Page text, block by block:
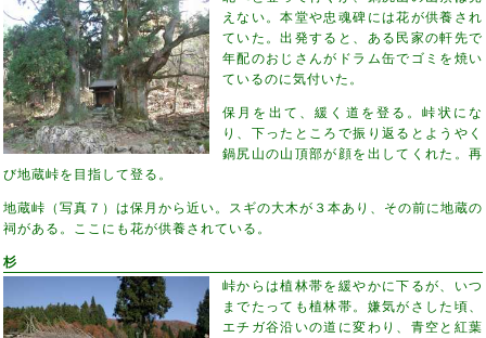
えない。本堂や忠魂碑には花が供養され
ていた。出発すると、ある民家の軒先で
年配のおじさんがドラム缶でゴミを焼い
ているのに気付いた。
保月を出て、緩く道を登る。峠状にな
り、下ったところで振り返るとようやく
鍋尻山の山頂部が顔を出してくれた。再
び地蔵峠を目指して登る。
地蔵峠（写真７）は保月から近い。スギの大木が３本あり、その前に地蔵の
祠がある。ここにも花が供養されている。
杉
峠からは植林帯を緩やかに下るが、いつ
までたっても植林帯。嫌気がさした頃、
エチガ谷沿いの道に変わり、青空と紅葉